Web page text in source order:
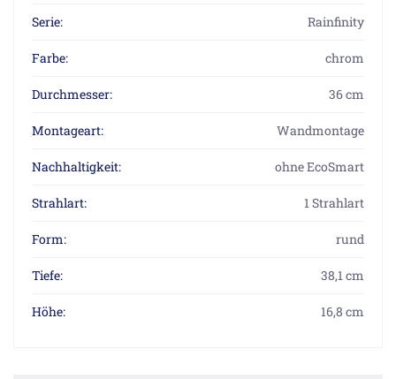
Serie: Rainfinity
Farbe: chrom
Durchmesser: 36 cm
Montageart: Wandmontage
Nachhaltigkeit: ohne EcoSmart
Strahlart: 1 Strahlart
Form: rund
Tiefe: 38,1 cm
Höhe: 16,8 cm